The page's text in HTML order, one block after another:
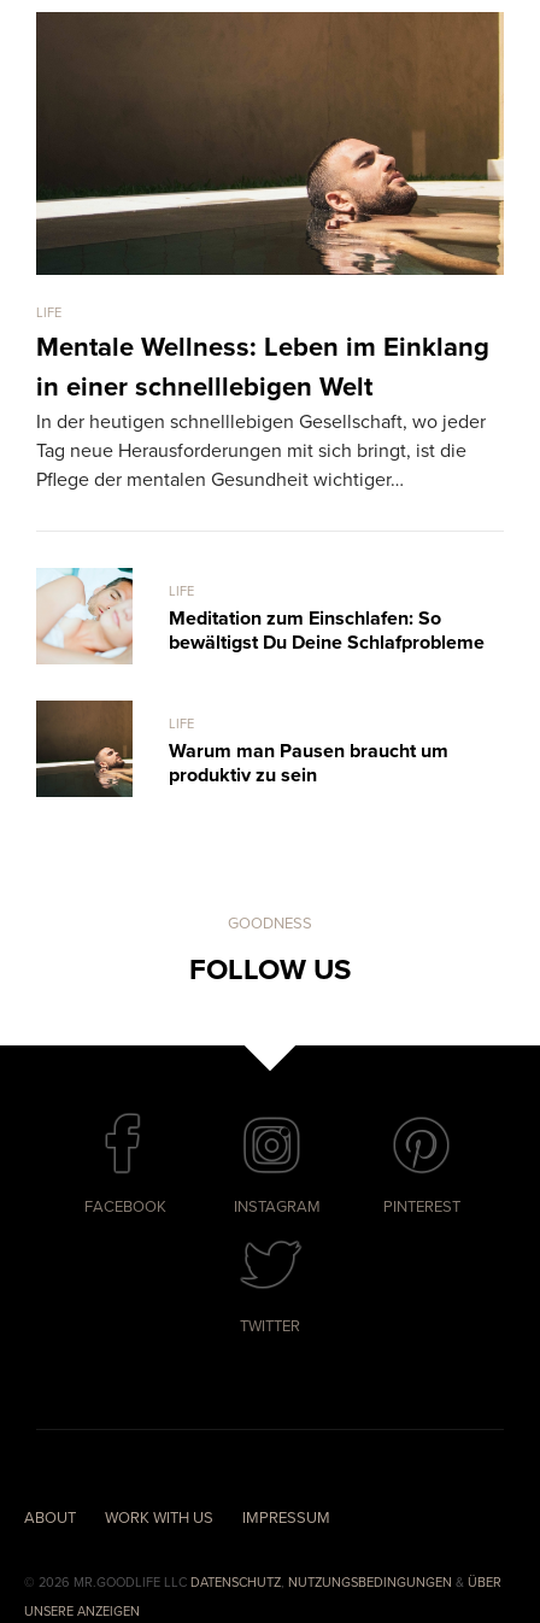
LIFE
Mentale Wellness: Leben im Einklang
in einer schnelllebigen Welt
In der heutigen schnelllebigen Gesellschaft, wo jeder
Tag neue Herausforderungen mit sich bringt, ist die
Pflege der mentalen Gesundheit wichtiger…
LIFE
Meditation zum Einschlafen: So
bewältigst Du Deine Schlafprobleme
LIFE
Warum man Pausen braucht um
produktiv zu sein
GOODNESS
FOLLOW US
FACEBOOK INSTAGRAM PINTEREST
TWITTER
ABOUT WORK WITH US IMPRESSUM
© 2026 MR.GOODLIFE LLC DATENSCHUTZ, NUTZUNGSBEDINGUNGEN & ÜBER
UNSERE ANZEIGEN